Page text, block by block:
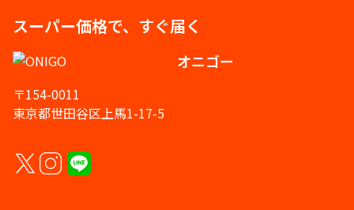
スーパー価格で、すぐ届く
オニゴー
〒154-0011
東京都世田谷区上馬1-17-5